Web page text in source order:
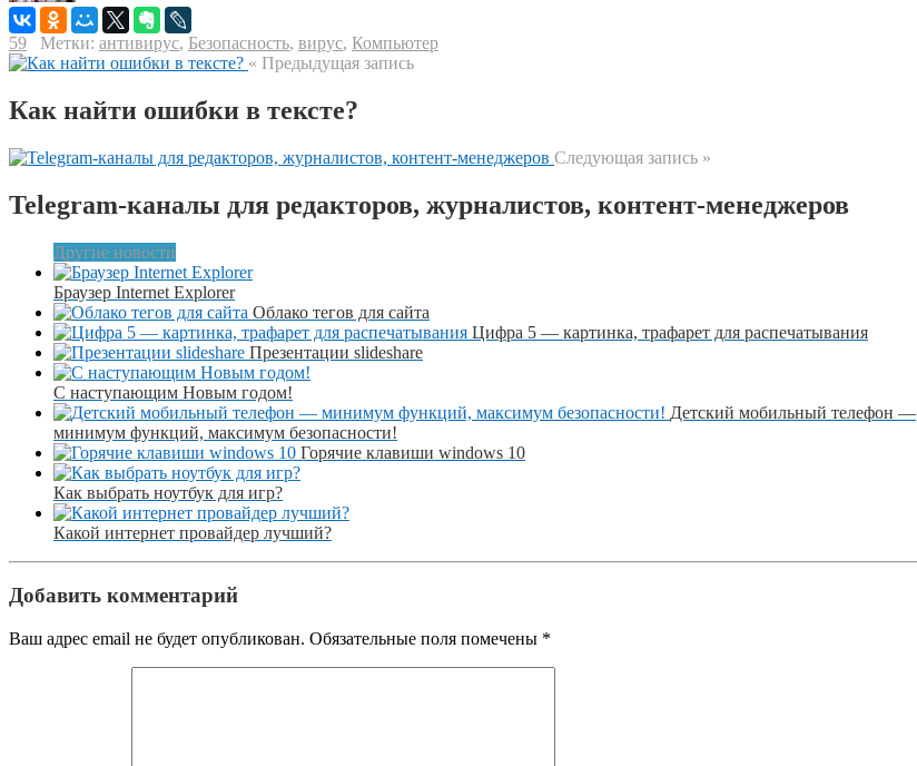
59 Метки: антивирус, Безопасность, вирус, Компьютер
« Предыдущая запись
Как найти ошибки в тексте?
Следующая запись »
Telegram-каналы для редакторов, журналистов, контент-менеджеров
Другие новости
Браузер Internet Explorer
Облако тегов для сайта
Цифра 5 — картинка, трафарет для распечатывания
Презентации slideshare
С наступающим Новым годом!
Детский мобильный телефон —
минимум функций, максимум безопасности!
Горячие клавиши windows 10
Как выбрать ноутбук для игр?
Какой интернет провайдер лучший?
Добавить комментарий
Ваш адрес email не будет опубликован. Обязательные поля помечены *